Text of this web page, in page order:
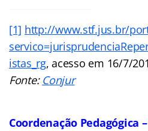
[1] http://www.stf.jus.br/
istas_rg, acesso em 16/7/
Fonte: Conjur
Coordenação Pedagógica –